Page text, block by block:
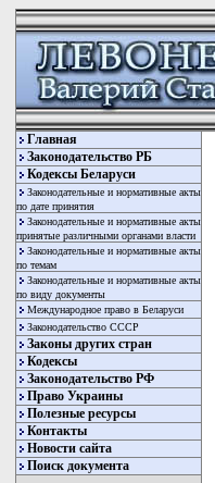
Главная
Законодательство РБ
Кодексы Беларуси
Законодательные и нормативные акты
по дате принятия
Законодательные и нормативные акты
принятые различными органами власти
Законодательные и нормативные акты
по темам
Законодательные и нормативные акты
по виду документы
Международное право в Беларуси
Законодательство СССР
Законы других стран
Кодексы
Законодательство РФ
Право Украины
Полезные ресурсы
Контакты
Новости сайта
Поиск документа